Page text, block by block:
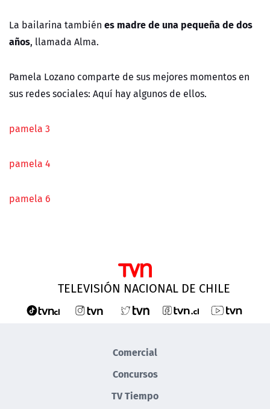
La bailarina también es madre de una pequeña de dos
años, llamada Alma.
Pamela Lozano comparte de sus mejores momentos en
sus redes sociales: Aquí hay algunos de ellos.
pamela 3
pamela 4
pamela 6
TELEVISIÓN NACIONAL DE CHILE
Comercial
Concursos
TV Tiempo